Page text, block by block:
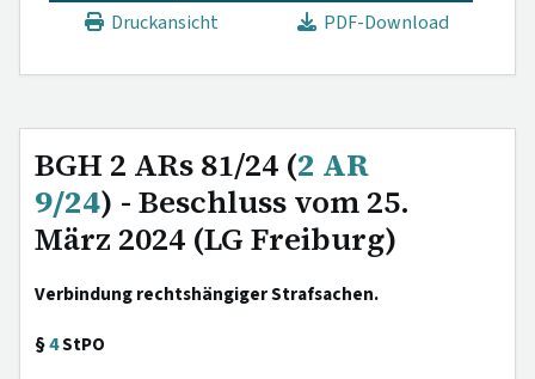
Druckansicht
PDF-Download
BGH 2 ARs 81/24 (2 AR
9/24) - Beschluss vom 25.
März 2024 (LG Freiburg)
Verbindung rechtshängiger Strafsachen.
§4StPO